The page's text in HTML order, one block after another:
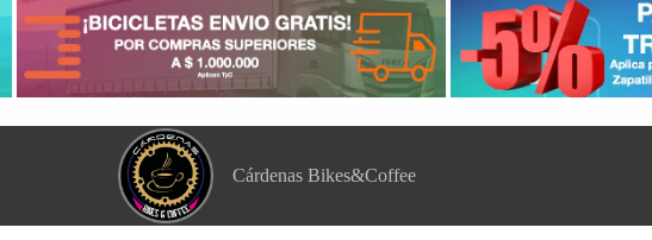
Cárdenas Bikes&Coffee